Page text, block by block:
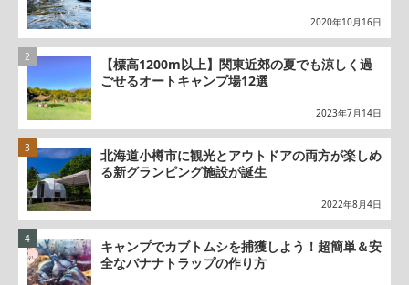
2020年10月16日
【標高1200m以上】関東近郊の夏でも涼しく過
ごせるオートキャンプ場12選
2023年7月14日
北海道小樽市に観光とアウトドアの両方が楽しめ
る新グランピング施設が誕生
2022年8月4日
キャンプでカブトムシを捕獲しよう！超簡単＆安
全なバナナトラップの作り方